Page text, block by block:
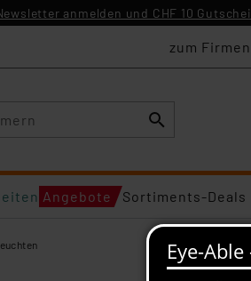
anmelden und CHF 10
zum
Angebote Sortiments-Deals